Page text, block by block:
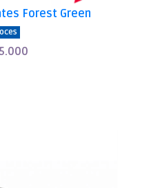
Forest Green